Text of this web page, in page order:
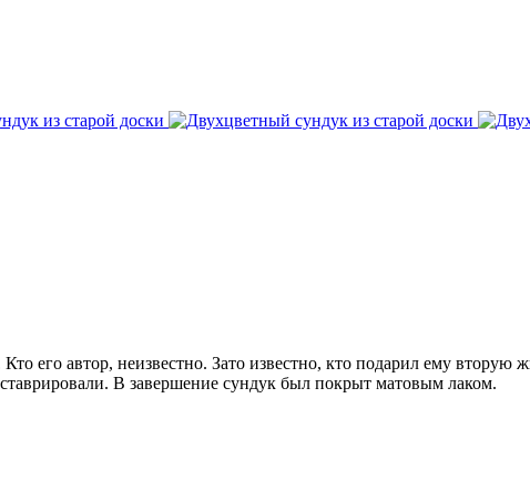
его автор, неизвестно. Зато известно, кто подарил ему
В завершение сундук был покрыт матовым лаком.